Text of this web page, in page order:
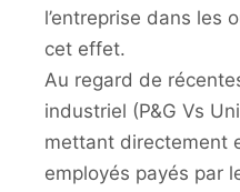
l’entreprise dans les
cet effet.
Au regard de
industriel (P&G Vs
mettant directement
employés payés par